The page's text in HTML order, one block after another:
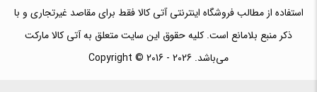
استفاده از مطالب فروشگاه اینترنتی آتی کالا فقط برای مقاصد غیرتجاری و با
ذکر منبع بلامانع است. کلیه حقوق این سایت متعلق به آتی کالا مارکت
می‌باشد. Copyright © 2016 - 2026